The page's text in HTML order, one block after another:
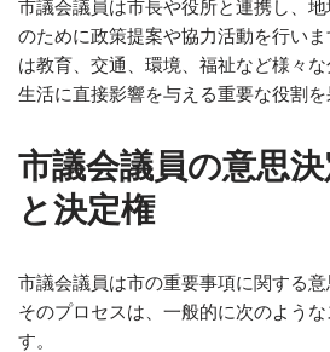
市議会議員は市長や役所と連携し、
のために政策提案や協力活動を行い
は教育、交通、環境、福祉など様々
生活に直接影響を与える重要な役割を
市議会議員の意思
と決定権
市議会議員は市の重要事項に関する意
そのプロセスは、一般的に次のよう
す。